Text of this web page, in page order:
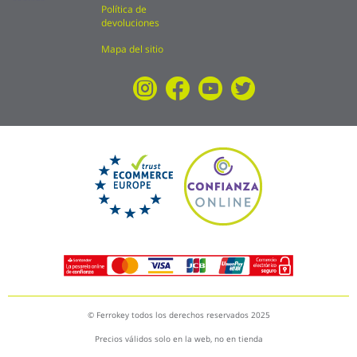
Política de
devoluciones
Mapa del sitio
© Ferrokey todos los derechos reservados 2025
Precios válidos solo en la web, no en tienda